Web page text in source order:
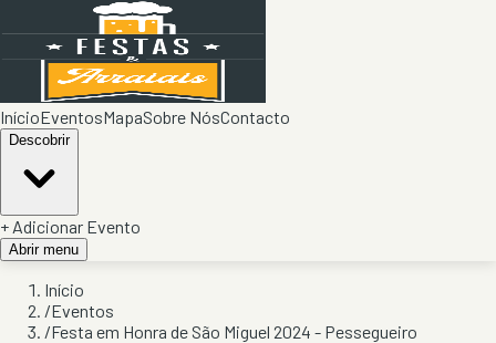
InícioEventosMapaSobre NósContacto
Descobrir
+ Adicionar Evento
Abrir menu
Início
/Eventos
/Festa em Honra de São Miguel 2024 - Pessegueiro